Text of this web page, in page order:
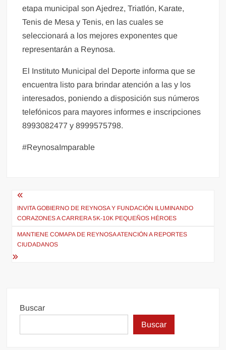
etapa municipal son Ajedrez, Triatlón, Karate,
Tenis de Mesa y Tenis, en las cuales se
seleccionará a los mejores exponentes que
representarán a Reynosa.
El Instituto Municipal del Deporte informa que se
encuentra listo para brindar atención a las y los
interesados, poniendo a disposición sus números
telefónicos para mayores informes e inscripciones
8993082477 y 8999575798.
#ReynosaImparable
Navegación
de
entradas
INVITA GOBIERNO DE REYNOSA Y FUNDACIÓN ILUMINANDO
CORAZONES A CARRERA 5K-10K PEQUEÑOS HÉROES
MANTIENE COMAPA DE REYNOSA ATENCIÓN A REPORTES
CIUDADANOS
Buscar
Buscar